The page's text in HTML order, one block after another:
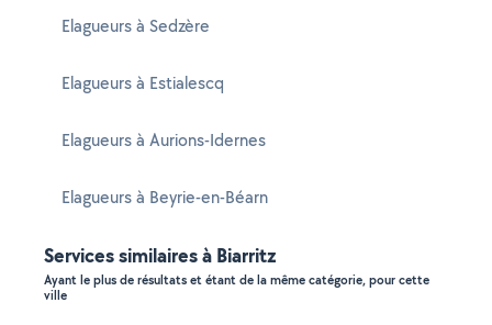
Elagueurs à Sedzère
Elagueurs à Estialescq
Elagueurs à Aurions-Idernes
Elagueurs à Beyrie-en-Béarn
Services similaires à Biarritz
Ayant le plus de résultats et étant de la même catégorie, pour cette
ville